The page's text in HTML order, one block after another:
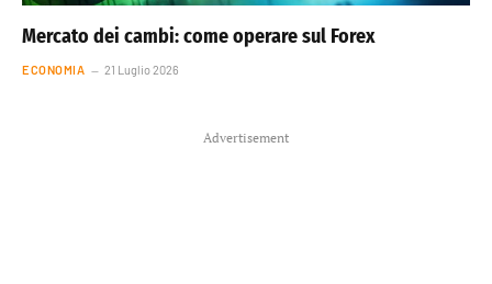
Mercato dei cambi: come operare sul Forex
ECONOMIA 21 Luglio 2026
Advertisement